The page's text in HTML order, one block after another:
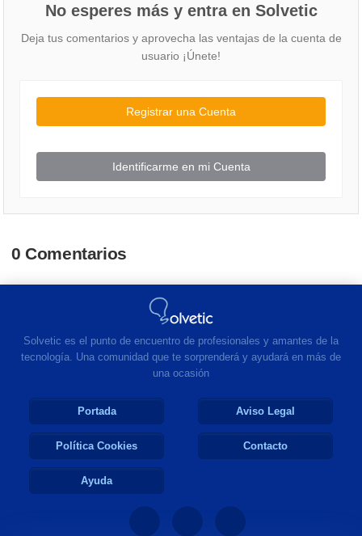
No esperes más y entra en Solvetic
Deja tus comentarios y aprovecha las ventajas de la cuenta de
usuario ¡Únete!
Registrar una Cuenta
Identificarme en mi Cuenta
0 Comentarios
Solvetic es el punto de encuentro de profesionales y amantes de la
tecnología. Una comunidad que te sorprenderá y ayudará en más de
una ocasión
Portada Aviso Legal
Política Cookies Contacto
Ayuda